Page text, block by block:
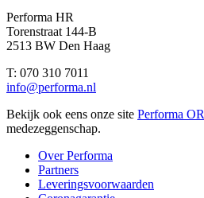
Performa HR
Torenstraat 144-B
2513 BW Den Haag
T: 070 310 7011
info@performa.nl
Bekijk ook eens onze site Performa OR
medezeggenschap.
Over Performa
Partners
Leveringsvoorwaarden